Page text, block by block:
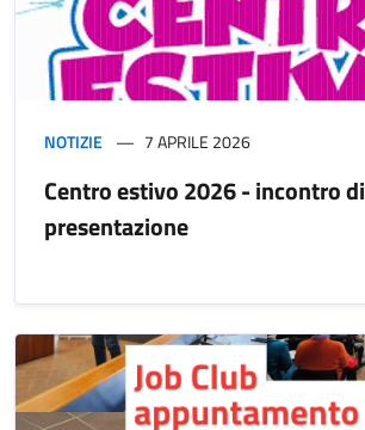
NOTIZIE 7 APRILE 2026
Centro estivo 2026 - incontro di
presentazione